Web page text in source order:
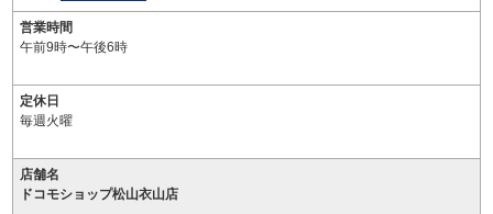
営業時間
午前9時〜午後6時
定休日
毎週火曜
店舗名
ドコモショップ松山衣山店